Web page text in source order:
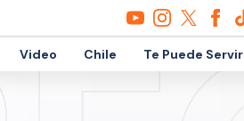
Video Chile Te Puede Servir